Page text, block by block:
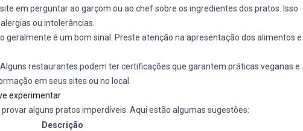
em perguntar ao garçom ou ao chef sobre os ingredientes dos pratos. Isso
ou intolerâncias.
geralmente é um bom sinal. Preste atenção na apresentação dos alimentos e
Alguns restaurantes podem ter certificações que garantem práticas veganas e
em seus sites ou no local.
experimentar
alguns pratos imperdíveis. Aqui estão algumas sugestões:
Descrição